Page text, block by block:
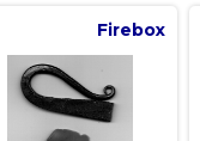
Firebox